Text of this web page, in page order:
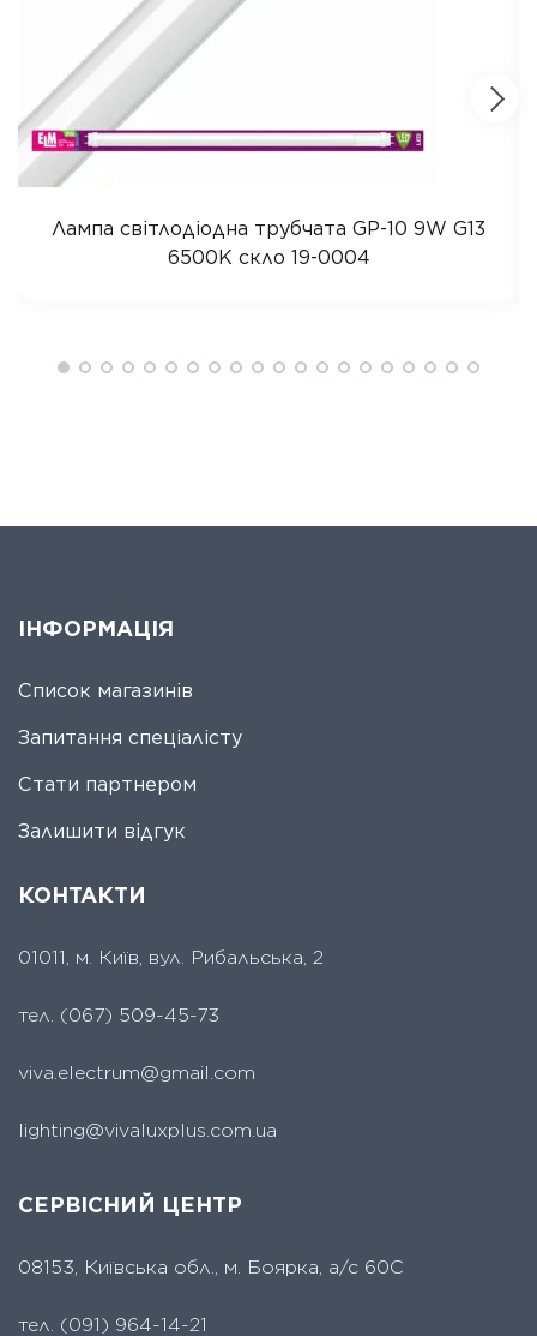
Лампа світлодіодна трубчата GP-10 9W G13
6500K скло 19-0004
ІНФОРМАЦІЯ
Список магазинів
Запитання спеціалісту
Стати партнером
Залишити відгук
КОНТАКТИ
01011, м. Київ, вул. Рибальська, 2
тел. (067) 509-45-73
viva.electrum@gmail.com
lighting@vivaluxplus.com.ua
СЕРВІСНИЙ ЦЕНТР
08153, Київська обл., м. Боярка, а/с 60С
тел. (091) 964-14-21